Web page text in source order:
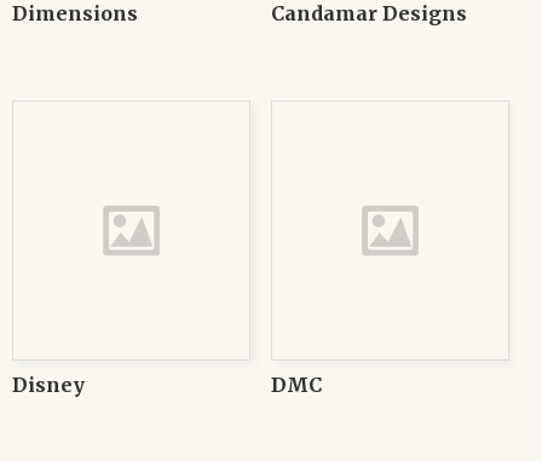
Dimensions Candamar Designs
Disney DMC